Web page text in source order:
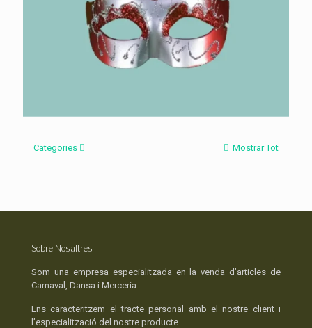
Categories Mostrar Tot
Sobre Nosaltres
Som una empresa especialitzada en la venda d’articles de
Carnaval, Dansa i Merceria.
Ens caracteritzem el tracte personal amb el nostre client i
l’especialització del nostre producte.